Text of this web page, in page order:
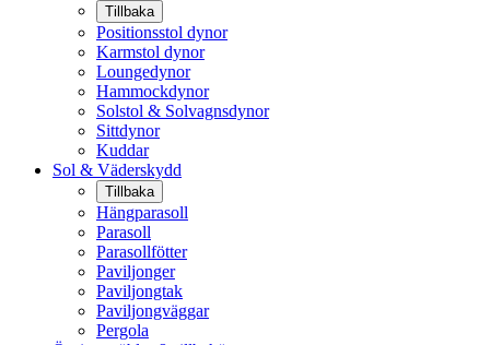
Tillbaka
Positionsstol dynor
Karmstol dynor
Loungedynor
Hammockdynor
Solstol & Solvagnsdynor
Sittdynor
Kuddar
Sol & Väderskydd
Tillbaka
Hängparasoll
Parasoll
Parasollfötter
Paviljonger
Paviljongtak
Paviljongväggar
Pergola